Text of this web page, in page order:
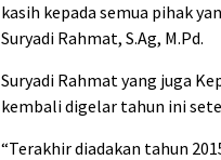
kasih kepada semua pihak
Suryadi Rahmat, S.Ag, M.Pd.
Suryadi Rahmat yang juga
kembali digelar tahun ini
“Terakhir diadakan tahun